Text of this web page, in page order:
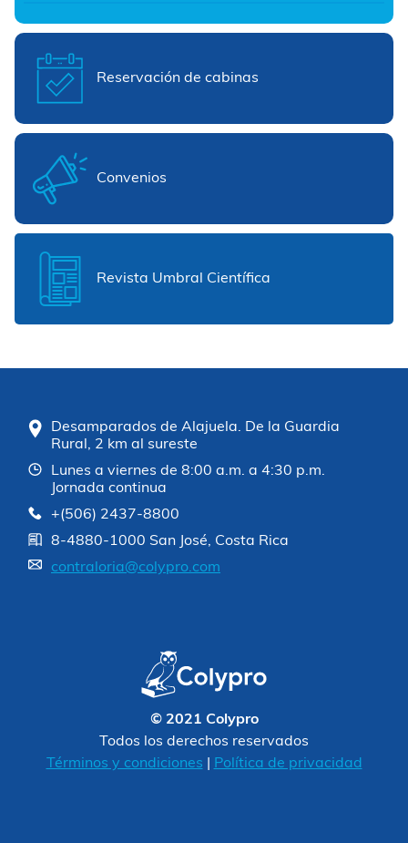
Reservación de cabinas
Convenios
Revista Umbral Científica
Desamparados de Alajuela. De la Guardia
Rural, 2 km al sureste
Lunes a viernes de 8:00 a.m. a 4:30 p.m.
Jornada continua
+(506) 2437-8800
8-4880-1000 San José, Costa Rica
contraloria@colypro.com
© 2021 Colypro
Todos los derechos reservados
Términos y condiciones
Política de privacidad